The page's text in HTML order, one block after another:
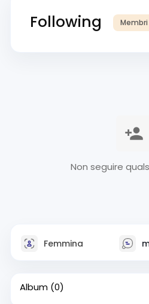
Following
Non seguire
Femmina
Album (0)